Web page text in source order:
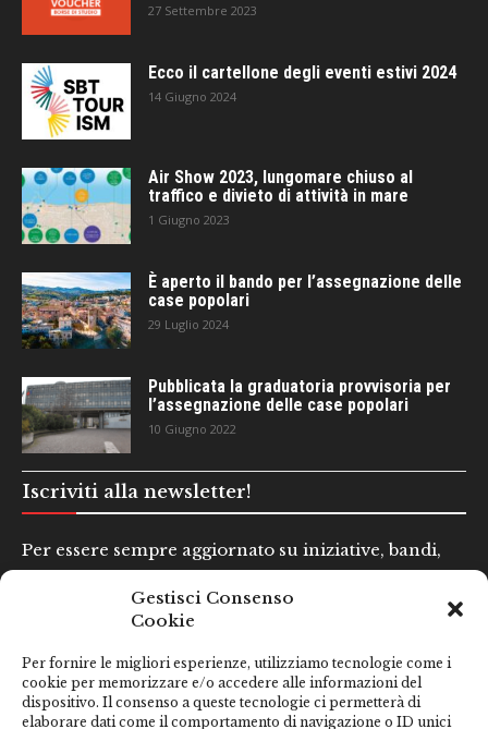
Gestisci Consenso
Cookie
Per fornire le migliori esperienze, utilizziamo tecnologie come i
cookie per memorizzare e/o accedere alle informazioni del
dispositivo. Il consenso a queste tecnologie ci permetterà di
elaborare dati come il comportamento di navigazione o ID unici
27 Settembre 2023
Ecco il cartellone degli eventi estivi 2024
14 Giugno 2024
Air Show 2023, lungomare chiuso al
traffico e divieto di attività in mare
1 Giugno 2023
È aperto il bando per l’assegnazione delle
case popolari
29 Luglio 2024
Pubblicata la graduatoria provvisoria per
l’assegnazione delle case popolari
10 Giugno 2022
Iscriviti alla newsletter!
Per essere sempre aggiornato su iniziative, bandi,
Email*